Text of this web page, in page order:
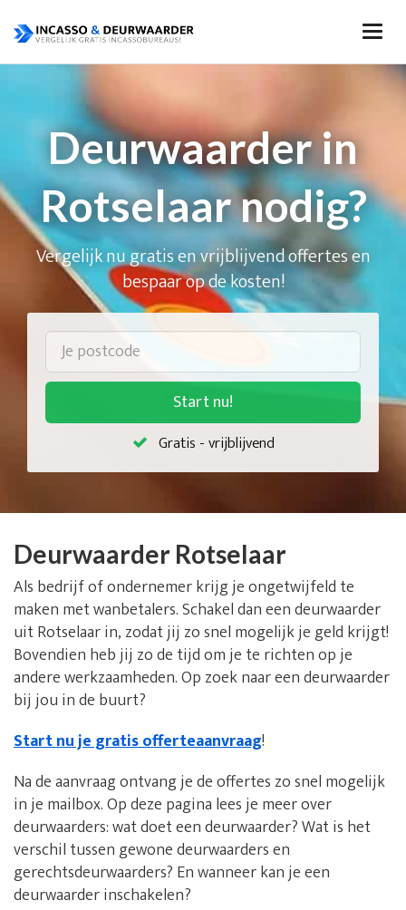
Deurwaarder in
Rotselaar nodig?
Vergelijk nu gratis en vrijblijvend offertes en
bespaar op de kosten!
Start nu!
Gratis - vrijblijvend
Deurwaarder Rotselaar
Als bedrijf of ondernemer krijg je ongetwijfeld te
maken met wanbetalers. Schakel dan een deurwaarder
uit Rotselaar in, zodat jij zo snel mogelijk je geld krijgt!
Bovendien heb jij zo de tijd om je te richten op je
andere werkzaamheden. Op zoek naar een deurwaarder
bij jou in de buurt?
Start nu je gratis offerteaanvraag!
Na de aanvraag ontvang je de offertes zo snel mogelijk
in je mailbox. Op deze pagina lees je meer over
deurwaarders: wat doet een deurwaarder? Wat is het
verschil tussen gewone deurwaarders en
gerechtsdeurwaarders? En wanneer kan je een
deurwaarder inschakelen?